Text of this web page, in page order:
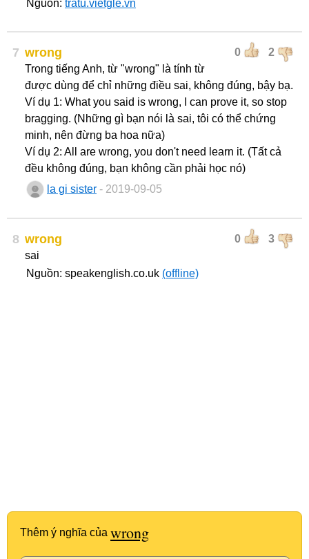
Nguồn: tratu.vietgle.vn
7 0 2
wrong
Trong tiếng Anh, từ "wrong" là tính từ
được dùng để chỉ những điều sai, không đúng, bậy bạ.
Ví dụ 1: What you said is wrong, I can prove it, so stop
bragging. (Những gì bạn nói là sai, tôi có thể chứng
minh, nên đừng ba hoa nữa)
Ví dụ 2: All are wrong, you don't need learn it. (Tất cả
đều không đúng, bạn không cần phải học nó)
la gi sister - 2019-09-05
8 0 3
wrong
sai
Nguồn: speakenglish.co.uk (offline)
Thêm ý nghĩa của wrong